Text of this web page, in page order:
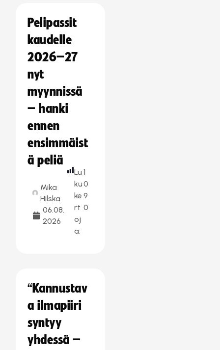
Pelipassit
kaudelle
2026–27
nyt
myynnissä
– hanki
ennen
ensimmäist
ä peliä
Mika
Hilska
06.08.
2026
Lu
ku
ke
rt
oj
a:
1
0
9
0
“Kannustav
a ilmapiiri
syntyy
yhdessä –